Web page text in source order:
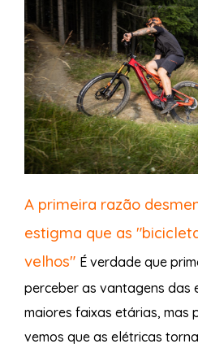
A primeira razão
estigma que as
velhos" É verdade que
perceber as vantagens das
maiores faixas etárias, mas
vemos que as elétricas